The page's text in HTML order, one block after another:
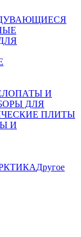
ЛОПАТЫ И
ДЛЯ
ПЛИТЫ
И
Другое